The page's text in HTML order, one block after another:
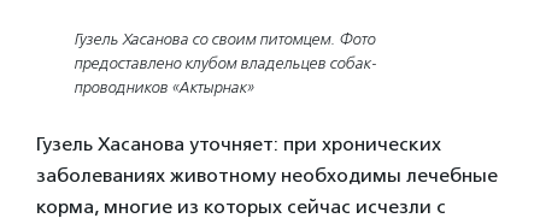
Гузель Хасанова со своим питомцем. Фото
предоставлено клубом владельцев собак-
проводников «Актырнак»
Гузель Хасанова уточняет: при хронических
заболеваниях животному необходимы лечебные
корма, многие из которых сейчас исчезли с